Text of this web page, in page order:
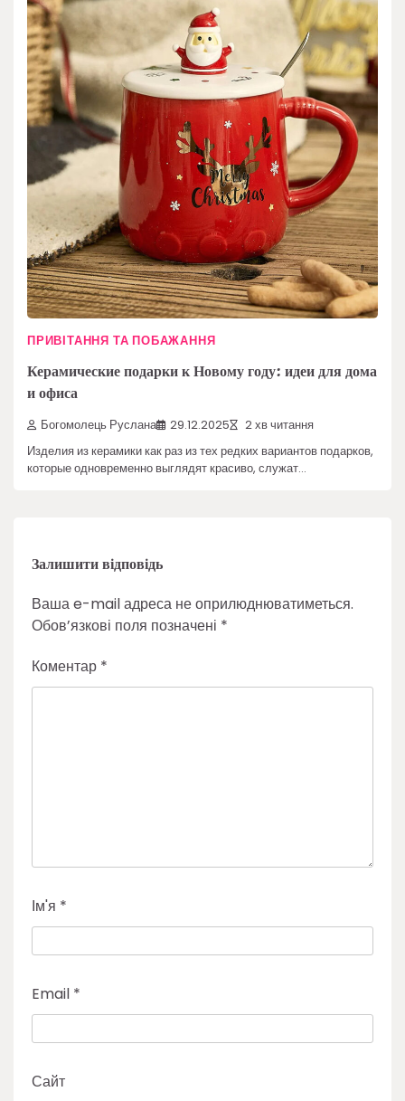
ПРИВІТАННЯ ТА ПОБАЖАННЯ
Керамические подарки к Новому году: идеи для дома
и офиса
Богомолець Руслана 29.12.2025 2 хв читання
Изделия из керамики как раз из тех редких вариантов подарков,
которые одновременно выглядят красиво, служат…
Залишити відповідь
Ваша e-mail адреса не оприлюднюватиметься.
Обов’язкові поля позначені *
Коментар *
Ім'я *
Email *
Сайт